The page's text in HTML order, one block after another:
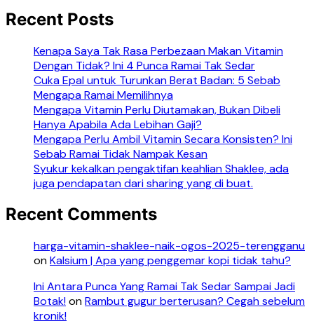
Recent Posts
Kenapa Saya Tak Rasa Perbezaan Makan Vitamin
Dengan Tidak? Ini 4 Punca Ramai Tak Sedar
Cuka Epal untuk Turunkan Berat Badan: 5 Sebab
Mengapa Ramai Memilihnya
Mengapa Vitamin Perlu Diutamakan, Bukan Dibeli
Hanya Apabila Ada Lebihan Gaji?
Mengapa Perlu Ambil Vitamin Secara Konsisten? Ini
Sebab Ramai Tidak Nampak Kesan
Syukur kekalkan pengaktifan keahlian Shaklee, ada
juga pendapatan dari sharing yang di buat.
Recent Comments
harga-vitamin-shaklee-naik-ogos-2025-terengganu
onKalsium | Apa yang penggemar kopi tidak tahu?
Ini Antara Punca Yang Ramai Tak Sedar Sampai Jadi
Botak!onRambut gugur berterusan? Cegah sebelum
kronik!